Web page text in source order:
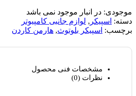
موجودی: در انبار موجود نمی باشد
دسته: اسپیکر , لوازم جانبی کامپیوتر
برچسب: اسپیکر بلوتوث, هارمن کاردن
مشخصات فنی محصول
نظرات (0)